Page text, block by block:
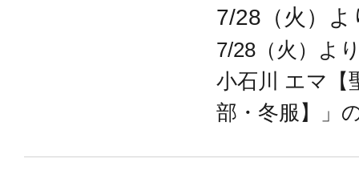
【組み換えを重視したスキンカラー
薬師寺 久遠ドリーミングスタイル
を重視したスキンカラーAとなって
発売済みのキャラクターと組み合わ
7/28（火）
7/28（火）よ
小石川 エマ【
部・冬服】」